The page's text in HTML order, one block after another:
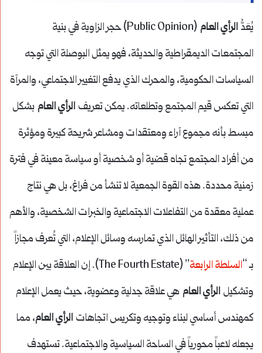
يُعَدُّ الرأي العام
(Public Opinion) حجر الزاوية في بنية
المجتمعات الديمقراطية والحديثة، فهو يمثل البوصلة التي توجه
السياسات الحكومية، والمحرك الذي يدفع التغيير الاجتماعي، والمرآة
التي تعكس قيم المجتمع وتطلعاته. يمكن تعريف الرأي العام بشكل
مبسط بأنه مجموع آراء ومعتقدات ومشاعر شريحة كبيرة ومؤثرة
من أفراد المجتمع تجاه قضية أو شخصية أو سياسة معينة في فترة
زمنية محددة. هذه القوة الجمعية لا تنشأ من فراغ، بل هي نتاج
عملية معقدة من التفاعلات الاجتماعية والخبرات الشخصية، والأهم
من ذلك، التأثير الهائل الذي تمارسه وسائل الإعلام، التي تُعرف مجازاً
بـ “السلطة الرابعة
” (The Fourth Estate). إن العلاقة بين الإعلام
وتشكيل الرأي العام هي علاقة جدلية وعضوية، حيث يعمل الإعلام
كمهندس أساسي لبناء وتوجيه وتكريس اتجاهات الرأي العام، مما
يجعله لاعباً محورياً في الساحة السياسية والاجتماعية. تستهدف